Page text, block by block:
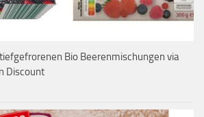
Bio Beerenmischungen via
Discount